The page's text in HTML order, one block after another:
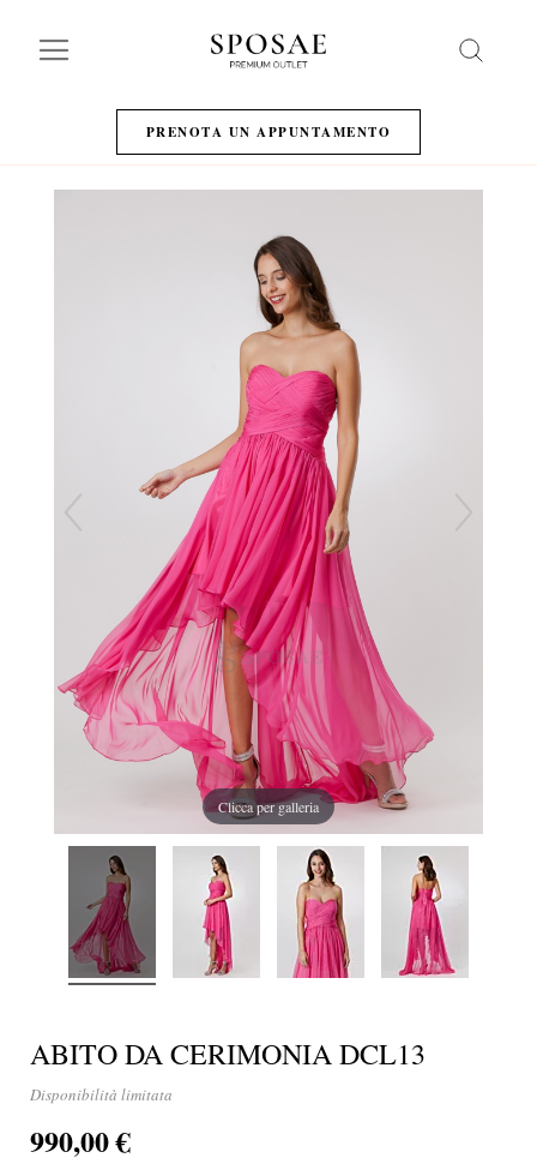
PRENOTA UN APPUNTAMENTO
Clicca per galleria
ABITO DA CERIMONIA DCL13
Disponibilità limitata
990,00 €